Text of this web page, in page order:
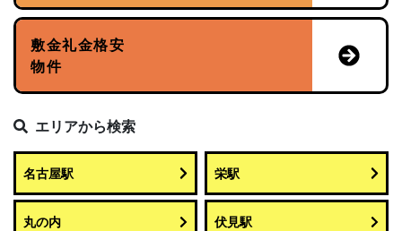
敷金礼金格安
物件
エリアから検索
名古屋駅 栄駅
丸の内 伏見駅